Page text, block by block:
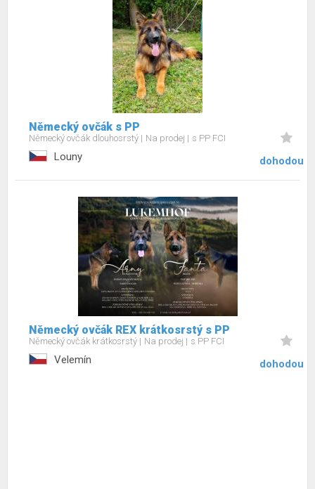
Německý ovčák s PP
Německý ovčák dlouhosrstý Na prodej s PP FCI
Louny dohodou
Německý ovčák REX krátkosrstý s PP
Německý ovčák krátkosrstý Na prodej s PP FCI
Velemín dohodou